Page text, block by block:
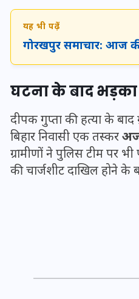
यह भी पढ़ें
गोरखपुर समाचार: आज
घटना के बाद भड़का
दीपक गुप्ता की हत्या के
बिहार निवासी एक तस्कर
ग्रामीणों ने पुलिस टीम पर
की चार्जशीट दाखिल होने के
जिस कमरे में
के बीते 4
हुए बृजभूषण
तपकर बना